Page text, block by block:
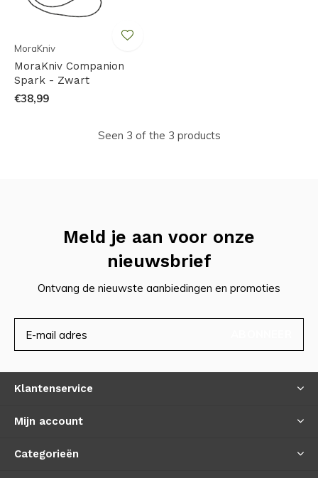
MoraKniv
MoraKniv Companion
Spark - Zwart
€38,99
Seen 3 of the 3 products
Meld je aan voor onze
nieuwsbrief
Ontvang de nieuwste aanbiedingen en promoties
Klantenservice
Mijn account
Categorieën